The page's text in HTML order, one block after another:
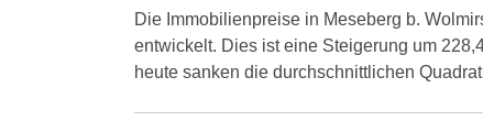
Die Immobilienpreise in Meseberg b.
entwickelt. Dies ist eine Steigerung um
heute sanken die durchschnittlichen